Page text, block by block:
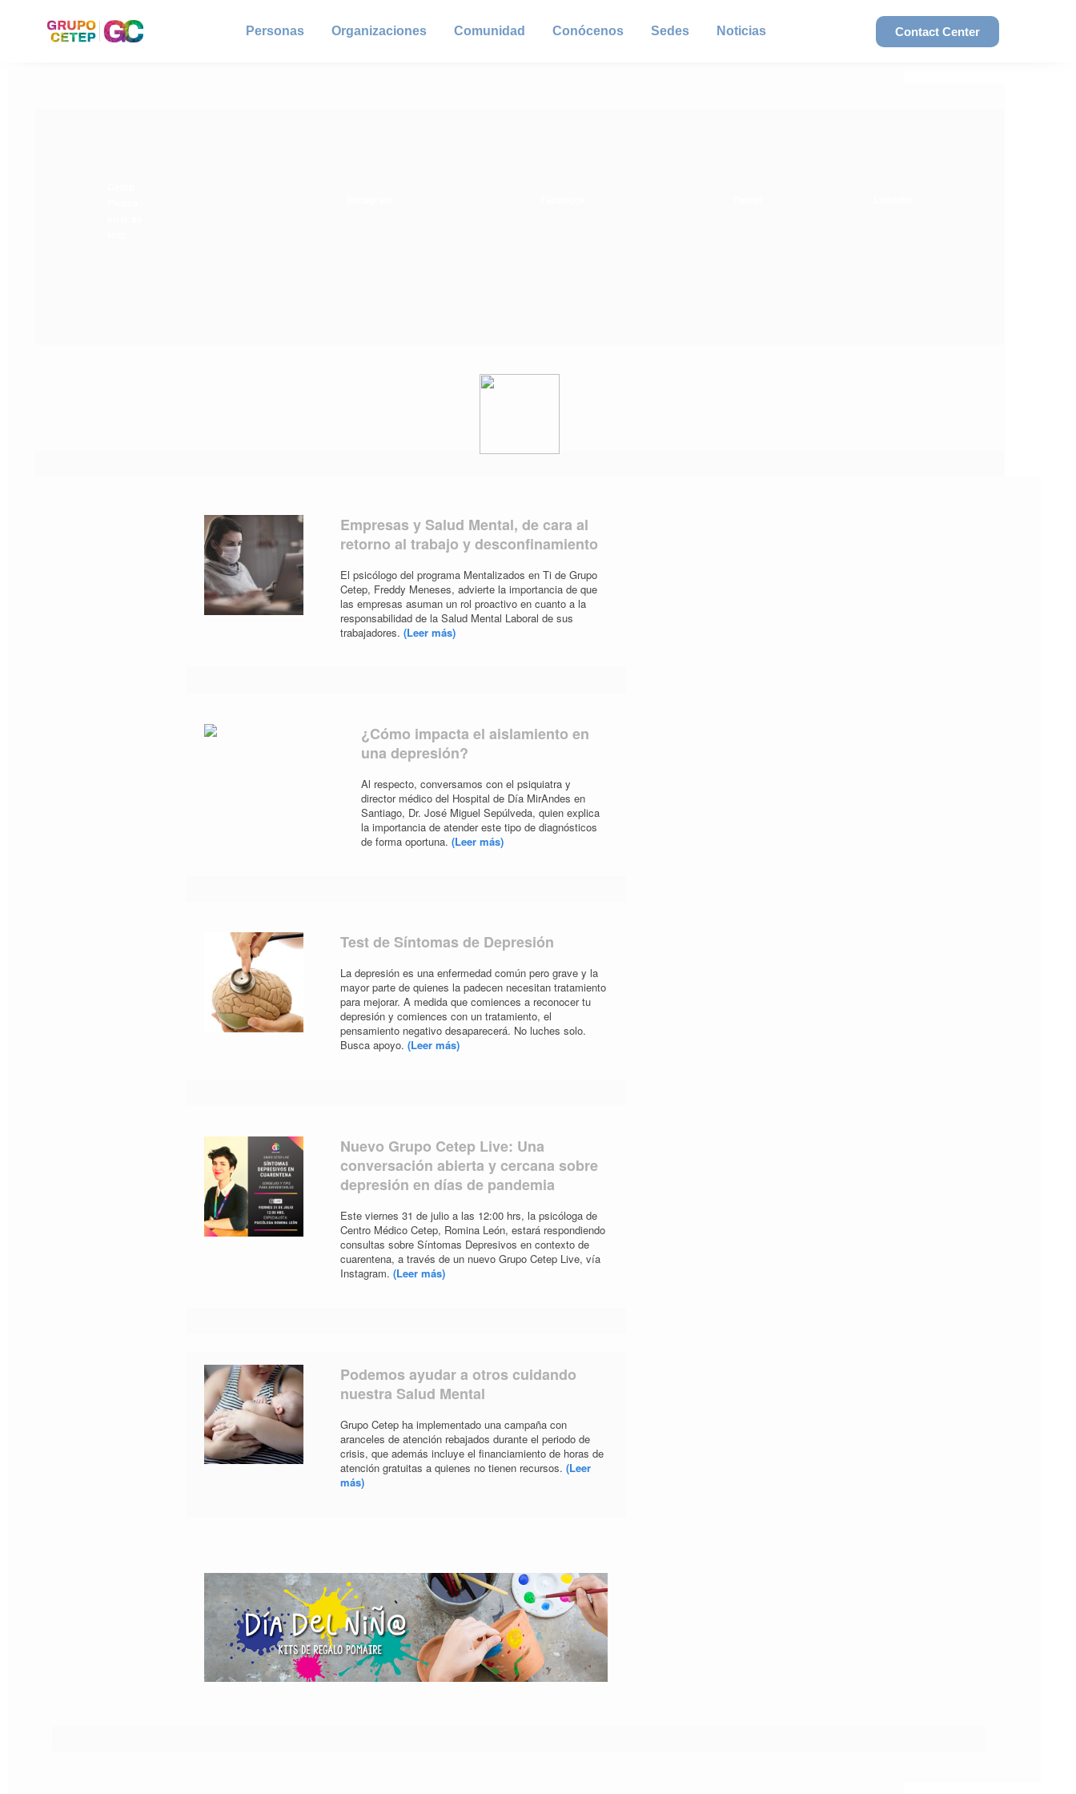
Personas Organizaciones Comunidad Conócenos Sedes Noticias Contact Center
Empresas y Salud Mental, de cara al
retorno al trabajo y desconfinamiento
El psicólogo del programa Mentalizados en Ti de Grupo
Cetep, Freddy Meneses, advierte la importancia de que
las empresas asuman un rol proactivo en cuanto a la
responsabilidad de la Salud Mental Laboral de sus
trabajadores. (Leer más)
¿Cómo impacta el aislamiento en
una depresión?
Al respecto, conversamos con el psiquiatra y
director médico del Hospital de Día MirAndes en
Santiago, Dr. José Miguel Sepúlveda, quien explica
la importancia de atender este tipo de diagnósticos
de forma oportuna. (Leer más)
Test de Síntomas de Depresión
La depresión es una enfermedad común pero grave y la
mayor parte de quienes la padecen necesitan tratamiento
para mejorar. A medida que comiences a reconocer tu
depresión y comiences con un tratamiento, el
pensamiento negativo desaparecerá. No luches solo.
Busca apoyo. (Leer más)
Nuevo Grupo Cetep Live: Una
conversación abierta y cercana sobre
depresión en días de pandemia
Este viernes 31 de julio a las 12:00 hrs, la psicóloga de
Centro Médico Cetep, Romina León, estará respondiendo
consultas sobre Síntomas Depresivos en contexto de
cuarentena, a través de un nuevo Grupo Cetep Live, vía
Instagram. (Leer más)
Podemos ayudar a otros cuidando
nuestra Salud Mental
Grupo Cetep ha implementado una campaña con
aranceles de atención rebajados durante el periodo de
crisis, que además incluye el financiamiento de horas de
atención gratuitas a quienes no tienen recursos. (Leer
más)